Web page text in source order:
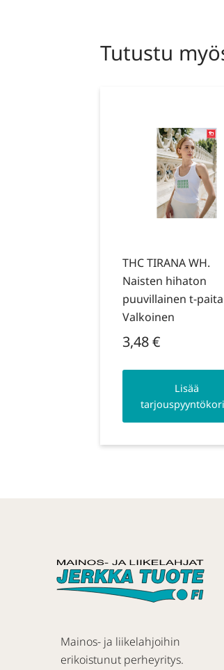
Tutustu
THC TIRANA WH.
Naisten hihaton
puuvillainen t-
Valkoinen
3,48€
Lisää
Mainos- ja liikelahjoihin
erikoistunut perheyritys.